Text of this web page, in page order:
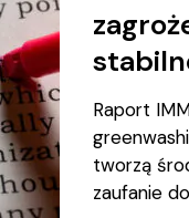
Raport
tworzą
zaufanie